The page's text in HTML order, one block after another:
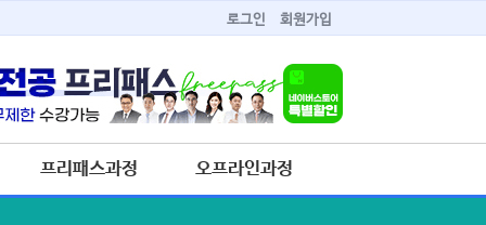
로그인 회원가입
프리패스과정 오프라인과정